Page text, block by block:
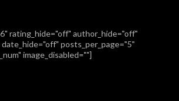
rating_hide="off" author_hide="off"
posts_per_page="5"
image_disabled=""]